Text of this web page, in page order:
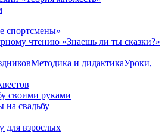
спортсмены»
чтению «Знаешь ли ты сказки?»
Методика и дидактикаУроки,
своими руками
на свадьбу
для взрослых